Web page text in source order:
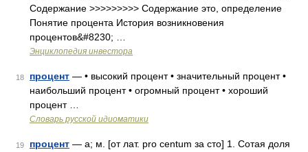
Содержание >>>>>>>>> Содержание это, определение
Понятие процента История возникновения
процентов&#8230; …
Энциклопедия инвестора
18 процент — • высокий процент • значительный процент •
наибольший процент • огромный процент • хороший
процент …
Словарь русской идиоматики
19 процент — а; м. [от лат. pro centum за сто] 1. Сотая доля